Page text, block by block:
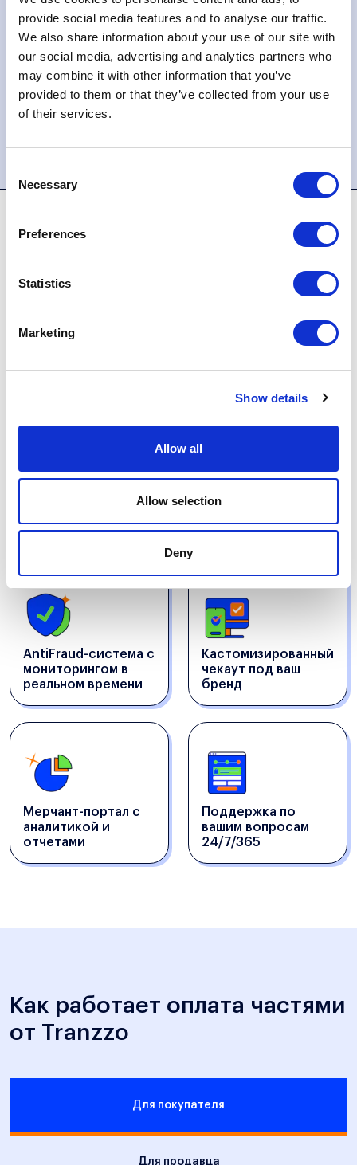
provide social media features and to analyse our traffic.
We also share information about your use of our site with
our social media, advertising and analytics partners who
may combine it with other information that you’ve
provided to them or that they’ve collected from your use
of their services.
Selection
Necessary
Preferences
Statistics
Marketing
Show details
Allow all
Allow selection
Deny
≈5% эмиссии
ПОДКЛЮЧИТЬ СЕЙЧАС
Почему стоит подключить
оплату частями от Tranzzo?
Tranzzo предоставляет бизнесу полный стек
Простая и быстрая
настройка оплаты
бизнеса
Все варианты
оплаты частями на
одной интеграции
AntiFraud-система с
мониторингом в
реальном времени
Кастомизированный
чекаут под ваш
бренд
Мерчант-портал с
аналитикой и
отчетами
Поддержка по
вашим вопросам
24/7/365
Как работает оплата частями
от Tranzzo
Для покупателя
Для продавца